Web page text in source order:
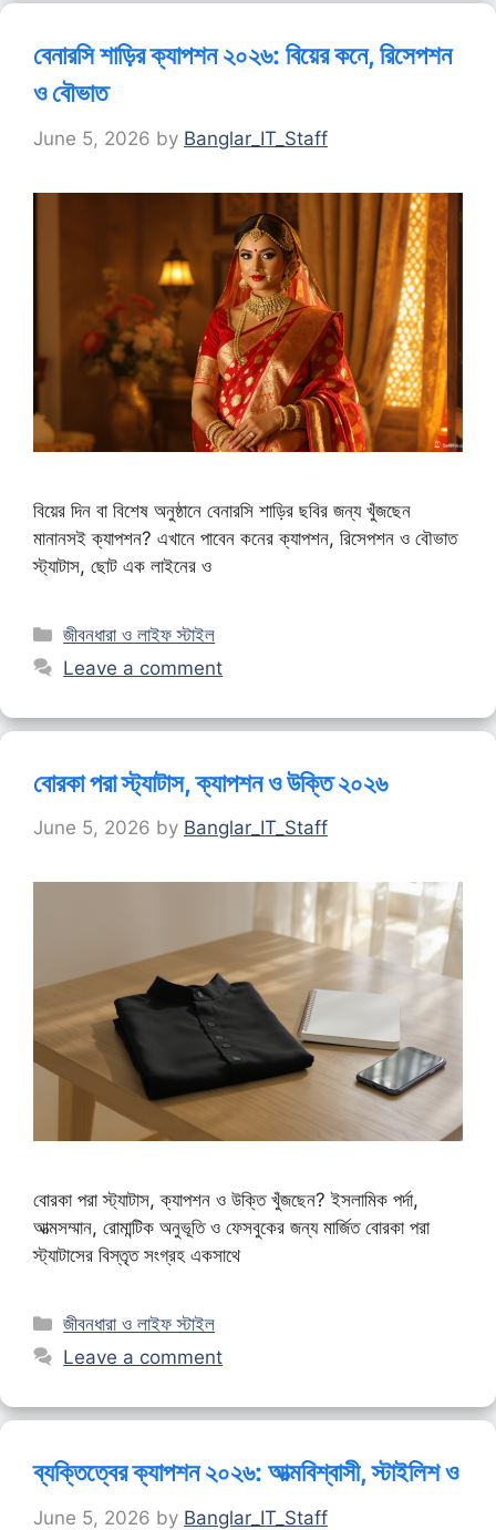
বেনারসি শাড়ির ক্যাপশন ২০২৬: বিয়ের কনে, রিসেপশন
ও বৌভাত
June 5, 2026 by Banglar_IT_Staff
বিয়ের দিন বা বিশেষ অনুষ্ঠানে বেনারসি শাড়ির ছবির জন্য খুঁজছেন
মানানসই ক্যাপশন? এখানে পাবেন কনের ক্যাপশন, রিসেপশন ও বৌভাত
স্ট্যাটাস, ছোট এক লাইনের ও
Categories
জীবনধারা ও লাইফ স্টাইল
Leave a comment
বোরকা পরা স্ট্যাটাস, ক্যাপশন ও উক্তি ২০২৬
June 5, 2026 by Banglar_IT_Staff
বোরকা পরা স্ট্যাটাস, ক্যাপশন ও উক্তি খুঁজছেন? ইসলামিক পর্দা,
আত্মসম্মান, রোমান্টিক অনুভূতি ও ফেসবুকের জন্য মার্জিত বোরকা পরা
স্ট্যাটাসের বিস্তৃত সংগ্রহ একসাথে
Categories
জীবনধারা ও লাইফ স্টাইল
Leave a comment
ব্যক্তিত্বের ক্যাপশন ২০২৬: আত্মবিশ্বাসী, স্টাইলিশ ও
June 5, 2026 by Banglar_IT_Staff